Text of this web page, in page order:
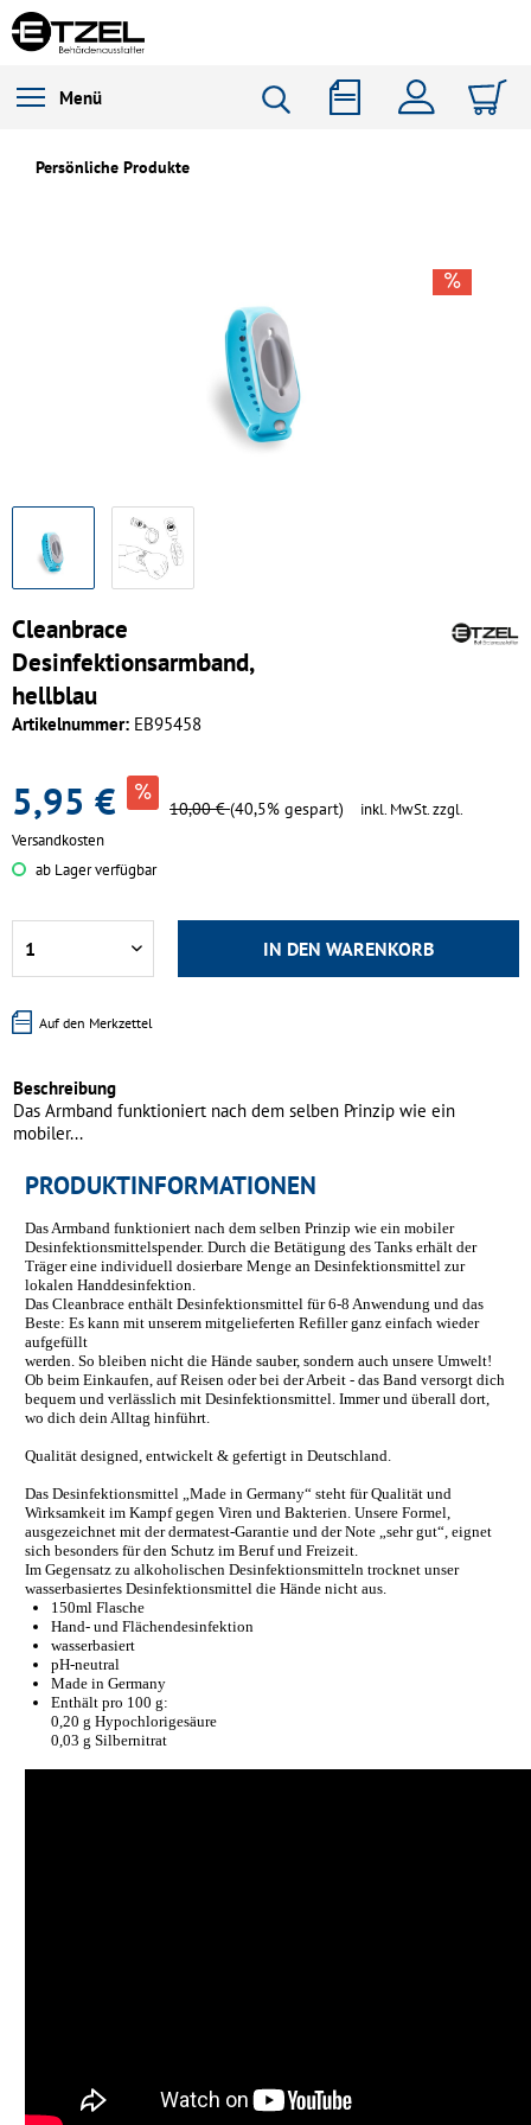
Menü
Persönliche Produkte
Cleanbrace
Desinfektionsarmband,
hellblau
Artikelnummer: EB95458
5,95 € 10,00 €(40,5% gespart) inkl. MwSt.zzgl.
Versandkosten
ab Lager verfügbar
IN DEN WARENKORB
Auf den Merkzettel
Beschreibung
Das Armband funktioniert nach dem selben Prinzip wie ein
mobiler...
PRODUKTINFORMATIONEN
Das Armband funktioniert nach dem selben Prinzip wie ein mobiler
Desinfektionsmittelspender. Durch die Betätigung des Tanks erhält der
Träger eine individuell dosierbare Menge an Desinfektionsmittel zur
lokalen Handdesinfektion.
Das Cleanbrace enthält Desinfektionsmittel für 6-8 Anwendung und das
Beste: Es kann mit unserem mitgelieferten Refiller ganz einfach wieder
aufgefüllt
werden. So bleiben nicht die Hände sauber, sondern auch unsere Umwelt!
Ob beim Einkaufen, auf Reisen oder bei der Arbeit - das Band versorgt dich
bequem und verlässlich mit Desinfektionsmittel. Immer und überall dort,
wo dich dein Alltag hinführt.
Qualität designed, entwickelt & gefertigt in Deutschland.
Das Desinfektionsmittel „Made in Germany“ steht für Qualität und
Wirksamkeit im Kampf gegen Viren und Bakterien. Unsere Formel,
ausgezeichnet mit der dermatest-Garantie und der Note „sehr gut“, eignet
sich besonders für den Schutz im Beruf und Freizeit.
Im Gegensatz zu alkoholischen Desinfektionsmitteln trocknet unser
wasserbasiertes Desinfektionsmittel die Hände nicht aus.
150ml Flasche
Hand- und Flächendesinfektion
wasserbasiert
pH-neutral
Made in Germany
Enthält pro 100 g:
0,20 g Hypochlorigesäure
0,03 g Silbernitrat